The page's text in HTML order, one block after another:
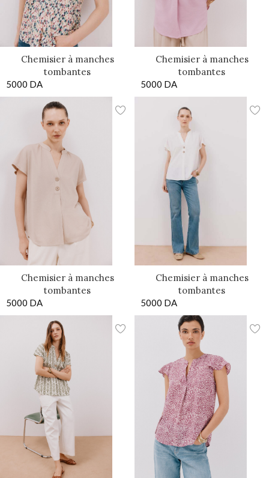
Chemisier à manches
tombantes
5000 DA
Chemisier à manches
tombantes
5000 DA
Chemisier à manches
tombantes
5000 DA
Chemisier à manches
tombantes
5000 DA